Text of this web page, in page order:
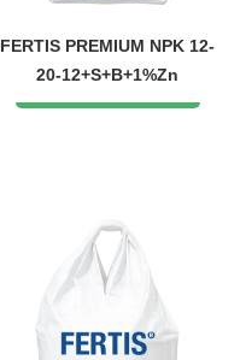
FERTIS PREMIUM NPK 12-
20-12+S+B+1%Zn